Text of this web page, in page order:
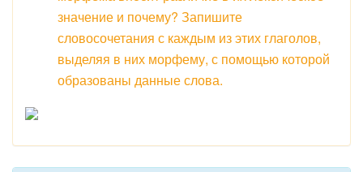
значение и почему? Запишите
словосочетания с каждым из этих глаголов,
выделяя в них морфему, с помощью которой
образованы данные слова.